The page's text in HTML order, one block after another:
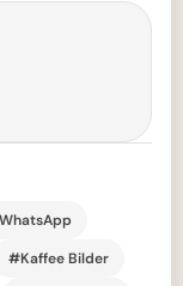
#Kaffee Bilder